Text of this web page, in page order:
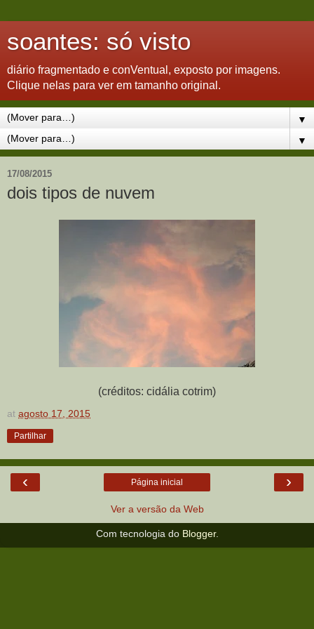
soantes: só visto
diário fragmentado e conVentual, exposto por imagens.
Clique nelas para ver em tamanho original.
▼
▼
17/08/2015
dois tipos de nuvem
(créditos: cidália cotrim)
at agosto 17, 2015
Partilhar
‹ ›
Página inicial
Ver a versão da Web
Com tecnologia do Blogger.